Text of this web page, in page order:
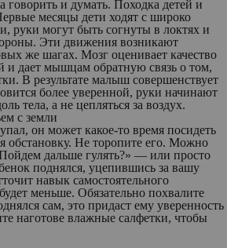
говорить и думать. Походка детей и
месяцы дети ходят с широко
руки могут быть согнуты в локтях и
Эти движения возникают
же шагах. Мозг оценивает качество
и дает мышцам обратную связь о том,
В результате малыш совершенствует
более уверенной, руки начинают
тела, а не цепляться за воздух.
с земли
он может какое-то время посидеть
обстановку. Не торопите его. Можно
дальше гулять?» — или просто
поднялся, уцепившись за вашу
навык самостоятельного
меньше. Обязательно похвалите
сам, это придаст ему уверенность
наготове влажные салфетки, чтобы